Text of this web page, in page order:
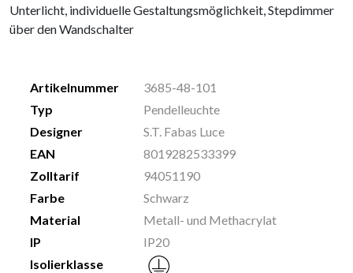
Unterlicht, individuelle Gestaltungsmöglichkeit, Stepdimmer
über den Wandschalter
Artikelnummer
3685-48-101
Typ
Pendelleuchte
Designer
S.T. Fabas Luce
EAN
8019282533399
Zolltarif
94051190
Farbe
Schwarz
Material
Metall- und Methacrylat
IP
IP20
Isolierklasse